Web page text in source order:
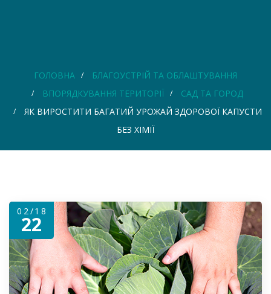
ГОЛОВНА
БЛАГОУСТРІЙ ТА ОБЛАШТУВАННЯ
ВПОРЯДКУВАННЯ ТЕРИТОРІЇ
САД ТА ГОРОД
ЯК ВИРОСТИТИ БАГАТИЙ УРОЖАЙ ЗДОРОВОЇ КАПУСТИ
БЕЗ ХІМІЇ
02/18
22